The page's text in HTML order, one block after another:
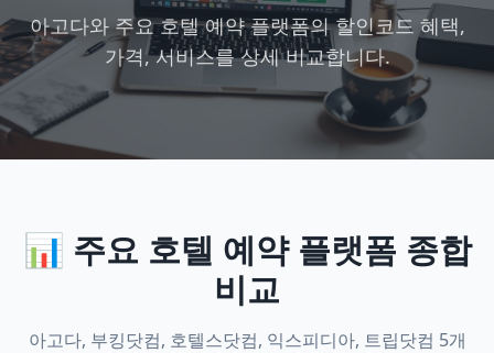
아고다와 주요 호텔 예약 플랫폼의 할인코드 혜택,
가격, 서비스를 상세 비교합니다.
📊 주요 호텔 예약 플랫폼 종합
비교
아고다, 부킹닷컴, 호텔스닷컴, 익스피디아, 트립닷컴 5개